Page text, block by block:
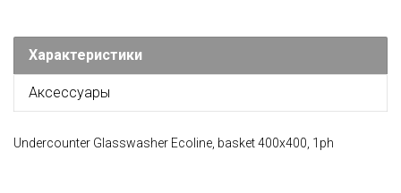
Характеристики
Аксессуары
Undercounter Glasswasher Ecoline, basket 400x400, 1ph